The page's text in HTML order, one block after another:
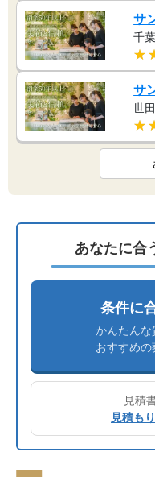
サ
千
サ
世
あなたに合
条件に
かんたんな
おすすめ
見積
見積も